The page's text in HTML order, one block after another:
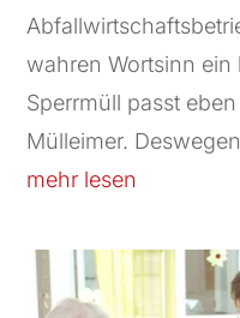
wahren Wortsinn ein
Sperrmüll passt
Mülleimer.
mehr lesen